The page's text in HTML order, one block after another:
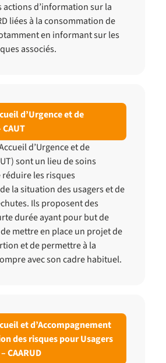
actions d’information sur la
liées à la consommation de
en informant sur les
associés.
d’Urgence et de
d’Urgence et de
sont un lieu de soins
les risques
la situation des usagers et de
Ils proposent des
durée ayant pour but de
mettre en place un projet de
et de permettre à la
avec son cadre habituel.
et d’Accompagnement
des risques pour Usagers
CAARUD